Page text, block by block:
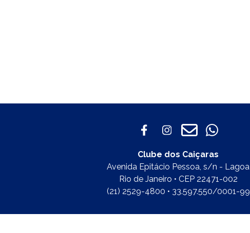
Clube dos Caiçaras
Avenida Epitácio Pessoa, s/n - Lagoa
Rio de Janeiro • CEP 22471-002
(21) 2529-4800 • 33.597.550/0001-99